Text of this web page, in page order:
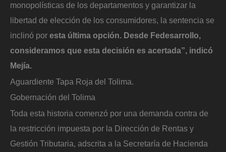
monopolísticas de los departamentos y garantizar la
libertad de elección de los consumidores, la sentencia se
inclinó por esta última opción. Desde Fedesarrollo,
consideramos que esta decisión es acertada”, indicó
Mejía.
Aguardiente Tapa Roja del Tolima.
Gobernación del Tolima
Toda esta historia comenzó por una demanda contra de
la restricción impuesta por la Dirección de Rentas y
Gestión Tributaria, adscrita a la Secretaría de Hacienda